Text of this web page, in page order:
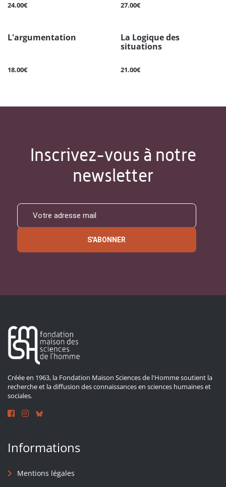
24.00€ 27.00€
L'argumentation
18.00€
La Logique des
situations
21.00€
Inscrivez-vous à notre
newsletter
S'ABONNER
Créée en 1963, la Fondation Maison Sciences de l'Homme soutient la
recherche et la diffusion des connaissances en sciences humaines et
sociales.
Informations
Mentions légales